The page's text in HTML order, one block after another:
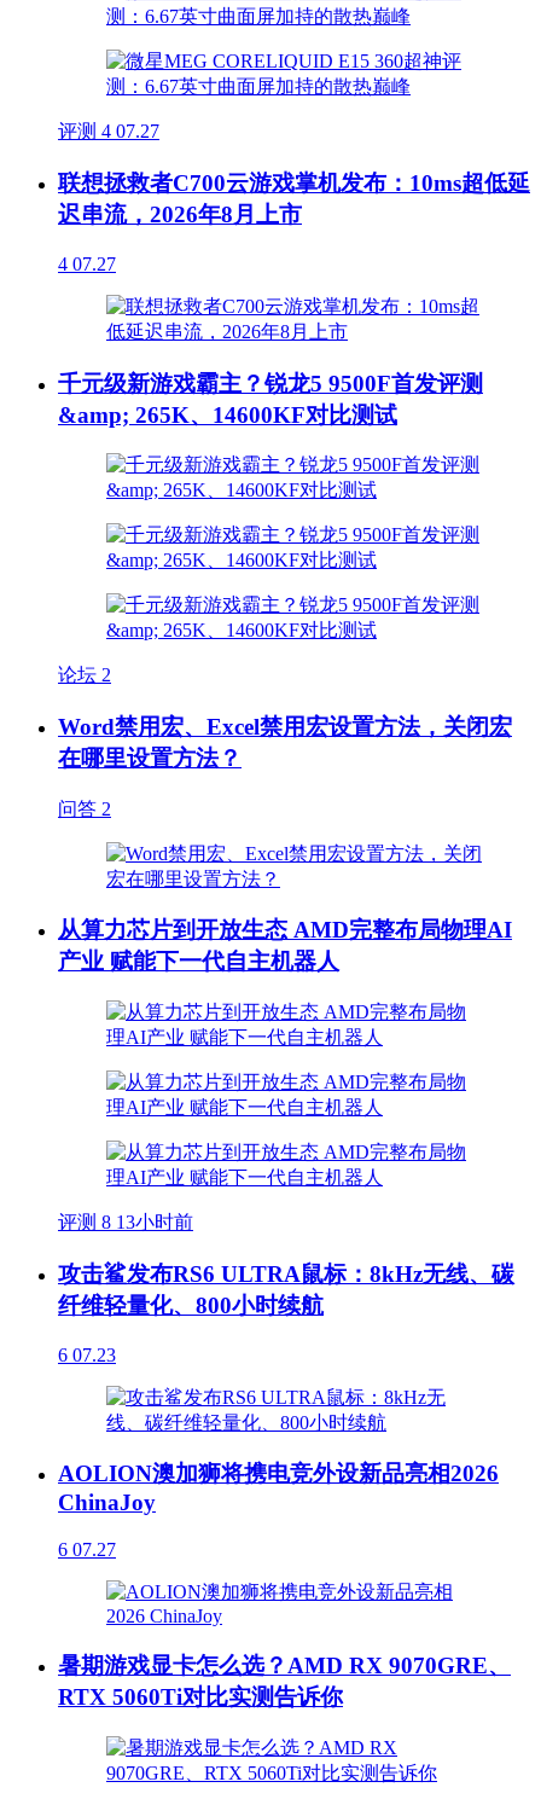
评测 4 07.27
联想拯救者C700云游戏掌机发布：10ms超低延
迟串流，2026年8月上市
4 07.27
千元级新游戏霸主？锐龙5 9500F首发评测
&amp; 265K、14600KF对比测试
论坛 2
Word禁用宏、Excel禁用宏设置方法，关闭宏
在哪里设置方法？
问答 2
从算力芯片到开放生态 AMD完整布局物理AI
产业 赋能下一代自主机器人
评测 8 13小时前
攻击鲨发布RS6 ULTRA鼠标：8kHz无线、碳
纤维轻量化、800小时续航
6 07.23
AOLION澳加狮将携电竞外设新品亮相2026
ChinaJoy
6 07.27
暑期游戏显卡怎么选？AMD RX 9070GRE、
RTX 5060Ti对比实测告诉你